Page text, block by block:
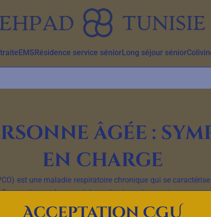
EMSRésidence service séniorLong séjour sénior
âgée :
en charge
est une maladie respiratoire chronique qui se
et le remodelage des bronches, qui
symptômes de la BPCO sont la toux, la production